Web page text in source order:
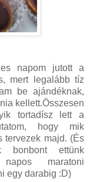
napom jutott a
mert legalább tíz
be ajándéknak,
kellett.Összesen
tortadísz lett a
hogy mik
tervezek majd. (És
bonbont ettünk
maratoni
egy darabig :D)